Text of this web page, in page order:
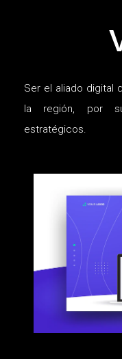
Ser el aliado digital
la región, por
estratégicos.